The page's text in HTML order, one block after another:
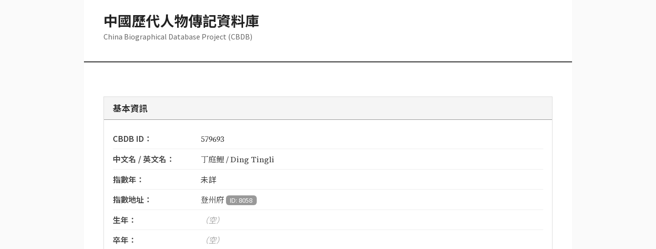
中國歷代人物傳記資料庫
China Biographical Database Project (CBDB)
基本資訊
CBDB ID： 579693
中文名 / 英文名： 丁庭鯉 / Ding Tingli
指數年：
未詳
指數地址：
登州府 ID: 8058
生年：
（空）
卒年：
（空）